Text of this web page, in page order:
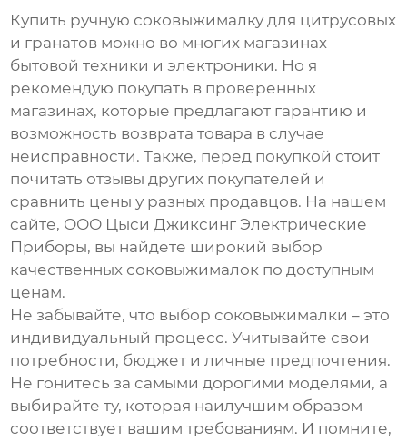
Купить ручную соковыжималку для цитрусовых
и гранатов можно во многих магазинах
бытовой техники и электроники. Но я
рекомендую покупать в проверенных
магазинах, которые предлагают гарантию и
возможность возврата товара в случае
неисправности. Также, перед покупкой стоит
почитать отзывы других покупателей и
сравнить цены у разных продавцов. На нашем
сайте, ООО Цыси Джиксинг Электрические
Приборы, вы найдете широкий выбор
качественных соковыжималок по доступным
ценам.
Не забывайте, что выбор соковыжималки – это
индивидуальный процесс. Учитывайте свои
потребности, бюджет и личные предпочтения.
Не гонитесь за самыми дорогими моделями, а
выбирайте ту, которая наилучшим образом
соответствует вашим требованиям. И помните,